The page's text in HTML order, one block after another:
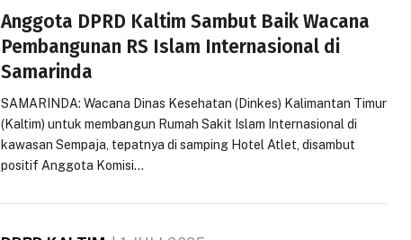
Anggota DPRD Kaltim Sambut Baik Wacana
Pembangunan RS Islam Internasional di
Samarinda
SAMARINDA: Wacana Dinas Kesehatan (Dinkes) Kalimantan Timur
(Kaltim) untuk membangun Rumah Sakit Islam Internasional di
kawasan Sempaja, tepatnya di samping Hotel Atlet, disambut
positif Anggota Komisi…